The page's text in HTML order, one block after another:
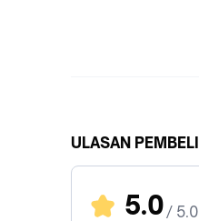
ULASAN PEMBELI
5.0 / 5.0